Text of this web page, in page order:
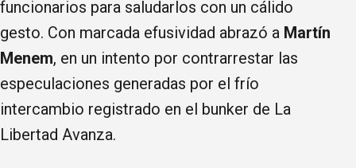
funcionarios para saludarlos con un cálido
gesto. Con marcada efusividad abrazó a Martín
Menem, en un intento por contrarrestar las
especulaciones generadas por el frío
intercambio registrado en el bunker de La
Libertad Avanza.